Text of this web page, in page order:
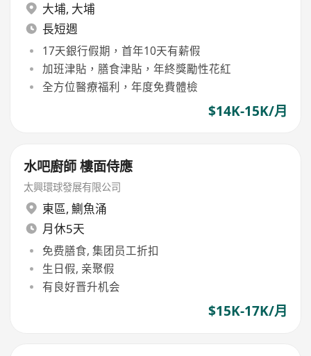
大埔, 大埔
長短週
17天銀行假期，首年10天有薪假
加班津貼，膳食津貼，年終獎勵性花紅
全方位醫療福利，年度免費體檢
$14K-15K/月
水吧廚師 樓面侍應
太興環球發展有限公司
東區, 鰂魚涌
月休5天
免费膳食, 集团员工折扣
生日假, 亲聚假
有良好晋升机会
$15K-17K/月